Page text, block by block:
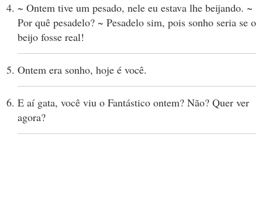
~ Ontem tive um pesado, nele eu estava lhe beijando. ~
Por quê pesadelo? ~ Pesadelo sim, pois sonho seria se o
beijo fosse real!
Ontem era sonho, hoje é você.
E aí gata, você viu o Fantástico ontem? Não? Quer ver
agora?